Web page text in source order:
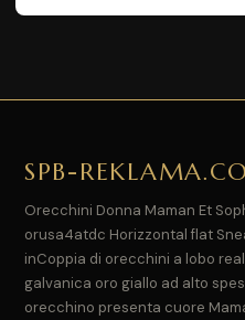
SPB-
Orecchini Donna Maman Et
orusa4atdc Horizzontal flat
inCoppia di orecchini a lobo
galvanica oro giallo ad alto
orecchino presenta cuore